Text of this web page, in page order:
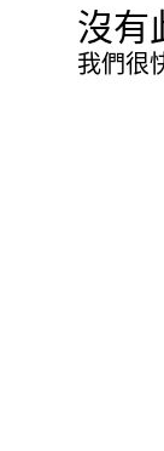
沒有
我們很